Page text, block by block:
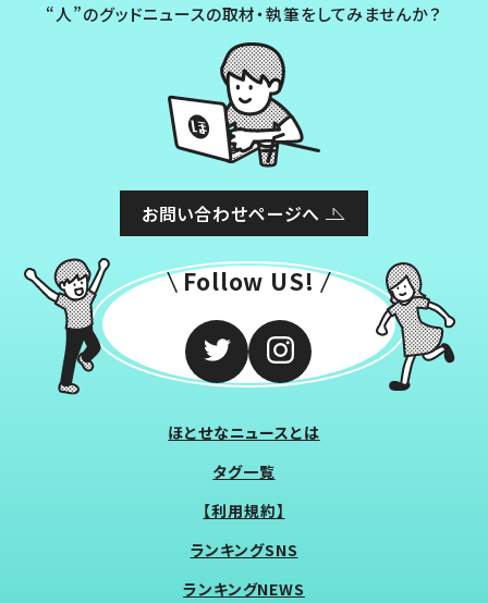
“人”のグッドニュースの取材・執筆をしてみませんか？
お問い合わせページへ
Follow US!
ほとせなニュースとは
タグ一覧
【利用規約】
ランキングSNS
ランキングNEWS